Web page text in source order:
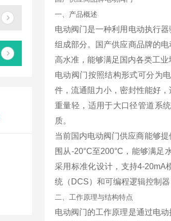
一、产品概述
电动阀门是一种利用电动执行
组成部分。国产供应商品牌的
高水准，能够满足国内各类工业
电动阀门按照结构形式可分为
件，流通阻力小，密封性能好
重量轻，适用于大口径管道系
质。
当前国内电动阀门供应商能够
围从-20°C至200°C，能够满
采用标准化设计，支持4-20mA
统（DCS）和可编程逻辑控制器
二、工作原理与结构特点
电动阀门的工作原理是通过电